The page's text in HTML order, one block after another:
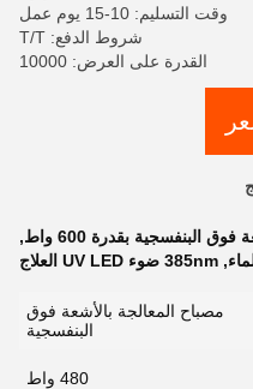
وقت التسليم: 10-15 يوم عمل
شروط الدفع: T/T
القدرة على العرض: 10000
,
, 385nm ضوء UV LED العلاج
مصباح المعالجة بالأشعة فوق
البنفسجية
480 واط